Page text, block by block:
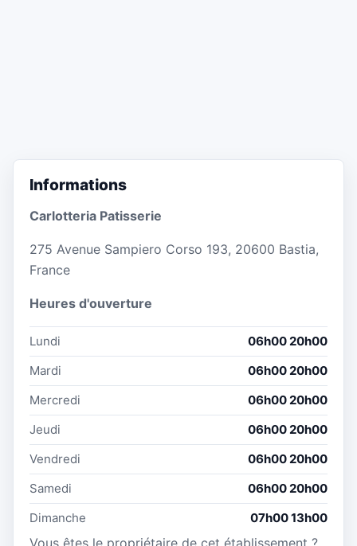
Informations
Carlotteria Patisserie
275 Avenue Sampiero Corso 193, 20600 Bastia,
France
Heures d'ouverture
Lundi
06h00 20h00
Mardi
06h00 20h00
Mercredi
06h00 20h00
Jeudi
06h00 20h00
Vendredi
06h00 20h00
Samedi
06h00 20h00
Dimanche
07h00 13h00
Vous êtes le propriétaire de cet établissement ?